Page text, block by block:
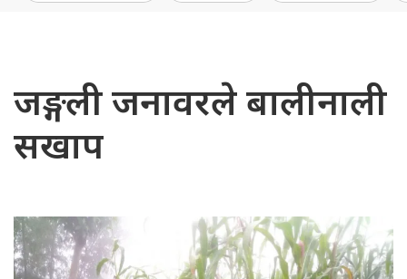
जङ्गली जनावरले बालीनाली
सखाप